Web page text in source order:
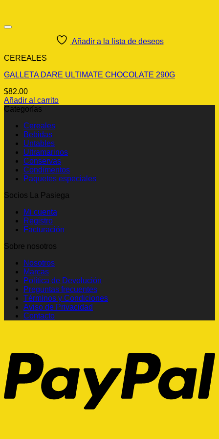
Añadir a la lista de deseos
CEREALES
GALLETA DARE ULTIMATE CHOCOLATE 290G
$82.00
Añadir al carrito
Categorías
Cereales
Bebidas
Untables
Ultramarinos
Conservas
Condimentos
Paquetes especiales
Socios La Pasiega
Mi cuenta
Registro
Facturación
Sobre nosotros
Nosotros
Marcas
Política de Devolución
Preguntas frecuentes
Términos y Condiciones
Aviso de Privacidad
Contacto